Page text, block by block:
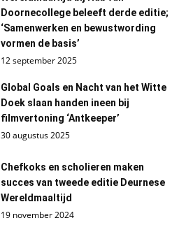
Doornecollege beleeft derde editie;
‘Samenwerken en bewustwording
vormen de basis’
12 september 2025
Global Goals en Nacht van het Witte
Doek slaan handen ineen bij
filmvertoning ‘Antkeeper’
30 augustus 2025
Chefkoks en scholieren maken
succes van tweede editie Deurnese
Wereldmaaltijd
19 november 2024